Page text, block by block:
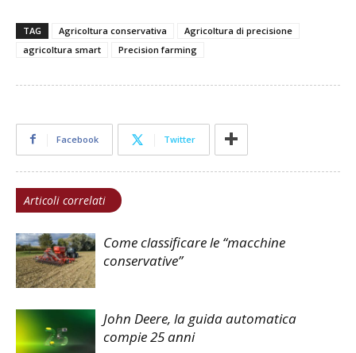
TAG Agricoltura conservativa
Agricoltura di precisione
agricoltura smart
Precision farming
Facebook Twitter
Articoli correlati
Come classificare le “macchine
conservative”
John Deere, la guida automatica
compie 25 anni